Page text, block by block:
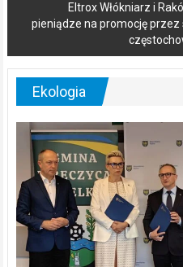
Eltrox Włókniarz i
pieniądze na promocję przez
Ekologia